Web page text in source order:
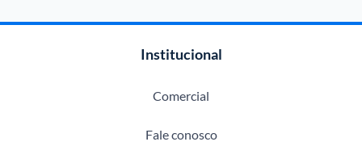
Institucional
Comercial
Fale conosco